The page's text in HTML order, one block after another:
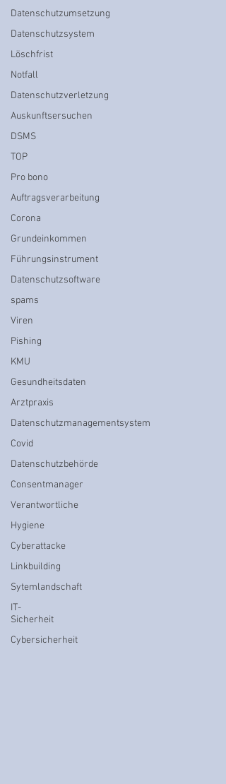
Datenschutzumsetzung
Datenschutzsystem
Löschfrist
Notfall
Datenschutzverletzung
Auskunftsersuchen
DSMS
TOP
Pro bono
Auftragsverarbeitung
Corona
Grundeinkommen
Führungsinstrument
Datenschutzsoftware
spams
Viren
Pishing
KMU
Gesundheitsdaten
Arztpraxis
Datenschutzmanagementsystem
Covid
Datenschutzbehörde
Consentmanager
Verantwortliche
Hygiene
Cyberattacke
Linkbuilding
Sytemlandschaft
IT-
Sicherheit
Cybersicherheit